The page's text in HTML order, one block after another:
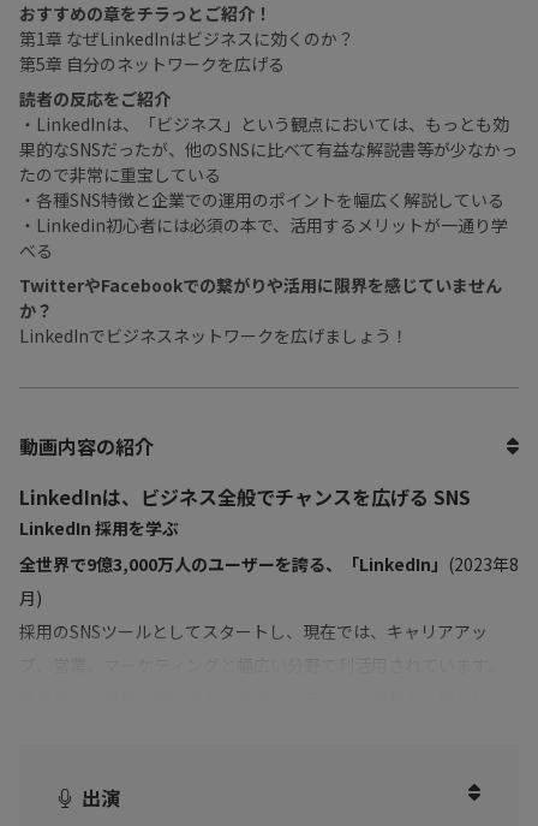
おすすめの章をチラっとご紹介！
第1章 なぜLinkedInはビジネスに効くのか？
第5章 自分のネットワークを広げる
読者の反応をご紹介
・LinkedInは、「ビジネス」という観点においては、もっとも効
果的なSNSだったが、他のSNSに比べて有益な解説書等が少なかっ
たので非常に重宝している
・各種SNS特徴と企業での運用のポイントを幅広く解説している
・Linkedin初心者には必須の本で、活用するメリットが一通り学
べる
TwitterやFacebookでの繋がりや活用に限界を感じていません
か？
LinkedInでビジネスネットワークを広げましょう！
動画内容の紹介
LinkedInは、ビジネス全般でチャンスを広げる SNS
LinkedIn 採用を学ぶ
全世界で9億3,000万人のユーザーを誇る、「LinkedIn」 (2023年8
月)
採用のSNSツールとしてスタートし、現在では、キャリアアッ
出演